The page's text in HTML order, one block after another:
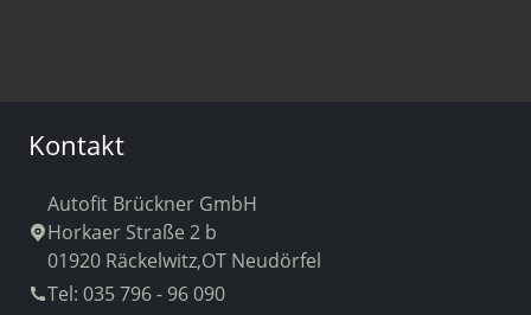
Kontakt
Autofit Brückner GmbH
Horkaer Straße 2 b
01920 Räckelwitz,OT Neudörfel
Tel: 035 796 - 96 090